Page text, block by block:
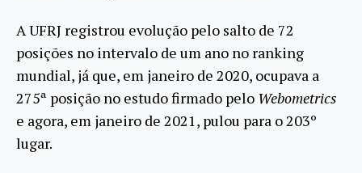
A UFRJ registrou evolução pelo salto de 72
posições no intervalo de um ano no ranking
mundial, já que, em janeiro de 2020, ocupava a
275ª posição no estudo firmado pelo Webometrics
e agora, em janeiro de 2021, pulou para o 203º
lugar.